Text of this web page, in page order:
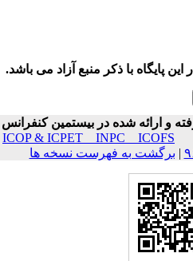
پایگاه با ذکر منبع آزاد می باشد.
و ارائه شده در بیستمین کنفرانس
ICOP & ICPET _ INPC _ ICOFS
|برگشت به فهرست نسخه ها